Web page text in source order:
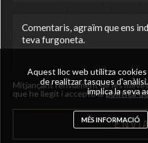
Mitjançant l'enviament de les
que he llegit i accepto lapolítica
Aquest lloc web utilitza
de realitzar tasques
implica la seva
MÉS INFORMACIÓ